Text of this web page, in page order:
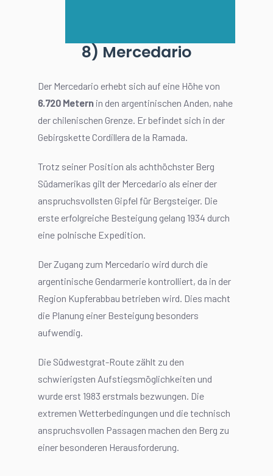
8) Mercedario
Der Mercedario erhebt sich auf eine Höhe von
6.720 Metern in den argentinischen Anden, nahe
der chilenischen Grenze. Er befindet sich in der
Gebirgskette Cordillera de la Ramada.
Trotz seiner Position als achthöchster Berg
Südamerikas gilt der Mercedario als einer der
anspruchsvollsten Gipfel für Bergsteiger. Die
erste erfolgreiche Besteigung gelang 1934 durch
eine polnische Expedition.
Der Zugang zum Mercedario wird durch die
argentinische Gendarmerie kontrolliert, da in der
Region Kupferabbau betrieben wird. Dies macht
die Planung einer Besteigung besonders
aufwendig.
Die Südwestgrat-Route zählt zu den
schwierigsten Aufstiegsmöglichkeiten und
wurde erst 1983 erstmals bezwungen. Die
extremen Wetterbedingungen und die technisch
anspruchsvollen Passagen machen den Berg zu
einer besonderen Herausforderung.